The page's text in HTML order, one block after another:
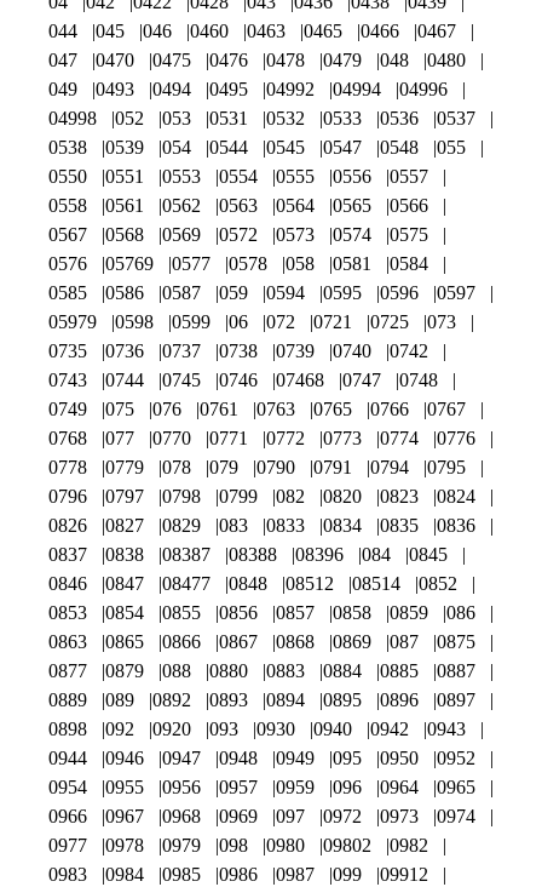
044
045 046 0460 0463 0465 0466
0467
047
0470 0475 0476 0478 0479 048
0480
049
0493 0494 0495 04992 04994
04996
04998
052 053 0531 0532 0533 0536
0537
0538
0539 054 0544 0545 0547 0548
055
0550
0551 0553 0554 0555 0556
0557
0558
0561 0562 0563 0564 0565
0566
0567
0568 0569 0572 0573 0574
0575
0576
05769 0577 0578 058 0581
0584
0585
0586 0587 059 0594 0595 0596
0597
05979
0598 0599 06 072 0721 0725
073
0735
0736 0737 0738 0739 0740
0742
0743
0744 0745 0746 07468 0747
0748
0749
075 076 0761 0763 0765 0766
0767
0768
077 0770 0771 0772 0773 0774
0776
0778
0779 078 079 0790 0791 0794
0795
0796
0797 0798 0799 082 0820 0823
0824
0826
0827 0829 083 0833 0834 0835
0836
0837
0838 08387 08388 08396 084
0845
0846
0847 08477 0848 08512 08514
0852
0853
0854 0855 0856 0857 0858 0859
086
0863
0865 0866 0867 0868 0869 087
0875
0877
0879 088 0880 0883 0884 0885
0887
0889
089 0892 0893 0894 0895 0896
0897
0898
092 0920 093 0930 0940 0942
0943
0944
0946 0947 0948 0949 095 0950
0952
0954
0955 0956 0957 0959 096 0964
0965
0966
0967 0968 0969 097 0972 0973
0974
0977
0978 0979 098 0980 09802
0982
0983
0984 0985 0986 0987 099
09912